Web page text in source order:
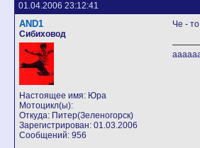
01.04.2006 23:12:41
AND1
Сибиховод
Настоящее имя: Юра
Мотоцикл(ы):
Откуда: Питер(Зеленогорск)
Зарегистрирован: 01.03.2006
Сообщений: 956
Че -